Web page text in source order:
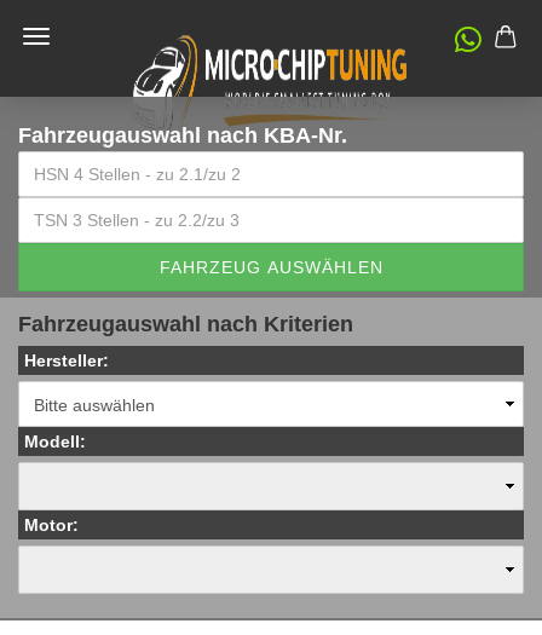
Fahrzeugauswahl nach KBA-Nr.
FAHRZEUG AUSWÄHLEN
Fahrzeugauswahl nach Kriterien
Hersteller:
Modell:
Motor: